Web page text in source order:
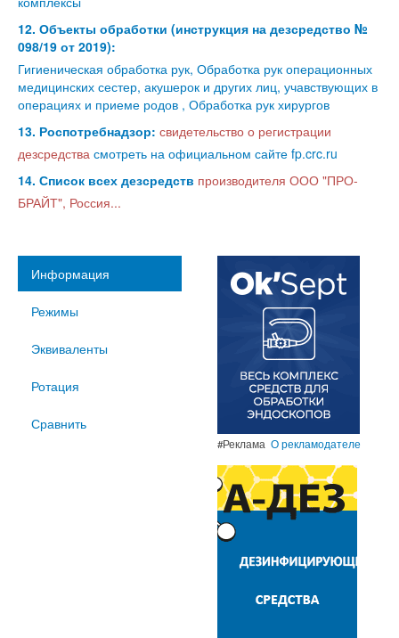
12. Объекты обработки (инструкция на дезсредство №
098/19 от 2019):
Гигиеническая обработка рук, Обработка рук операционных
медицинских сестер, акушерок и других лиц, учавствующих в
операциях и приеме родов , Обработка рук хирургов
13. Роспотребнадзор: свидетельство о регистрации
дезсредства смотреть на официальном сайте fp.crc.ru
14. Список всех дезсредств производителя ООО "ПРО-
БРАЙТ", Россия...
Информация
Режимы
Эквиваленты
Ротация
Сравнить
#Реклама О рекламодателе